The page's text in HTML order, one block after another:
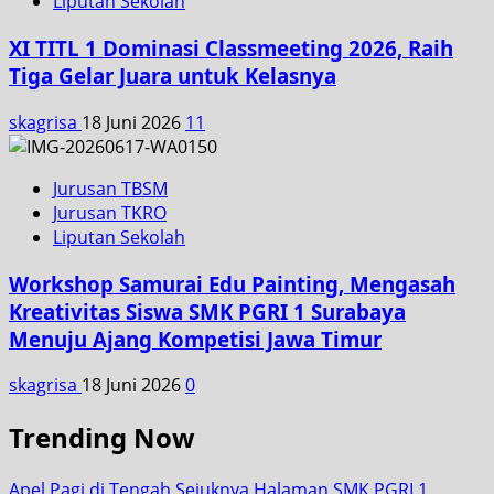
XI TITL 1 Dominasi Classmeeting 2026, Raih
Tiga Gelar Juara untuk Kelasnya
skagrisa 18 Juni 2026 11
Jurusan TBSM
Jurusan TKRO
Liputan Sekolah
Workshop Samurai Edu Painting, Mengasah
Kreativitas Siswa SMK PGRI 1 Surabaya
Menuju Ajang Kompetisi Jawa Timur
skagrisa 18 Juni 20260
Trending Now